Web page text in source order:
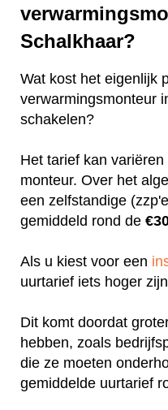
Schalkhaar?
Wat kost het eigenlijk
verwarmingsmonteur
schakelen?
Het tarief kan
monteur. Over het
een zelfstandige
gemiddeld rond de
Als u kiest voor een
uurtarief iets hoger
Dit komt doordat
hebben, zoals
die ze moeten
gemiddelde uurtarief